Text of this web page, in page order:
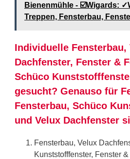
Bienenmühle - ☑️Wigards:
Treppen, Fensterbau,
Individuelle Fensterbau,
Dachfenster, Fenster &
Schüco
gesucht? Genauso für
Fensterbau, Schüco
und Velux Dachfenster
Fensterbau, Velux
Kunststofffenster, Fenster